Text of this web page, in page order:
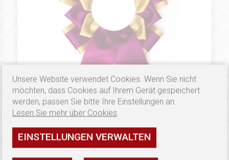
SILVER
Verfügbarkeit: hoch
Unsere Website verwendet Cookies. Wenn Sie nicht
möchten, dass Cookies auf Ihrem Gerät gespeichert
werden, passen Sie bitte Ihre Einstellungen an.
Lesen Sie mehr über Cookies
EINSTELLUNGEN VERWALTEN